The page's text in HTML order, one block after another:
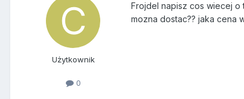
Użytkownik
0
Frojdel napisz cos wiecej o
mozna dostac?? jaka cena